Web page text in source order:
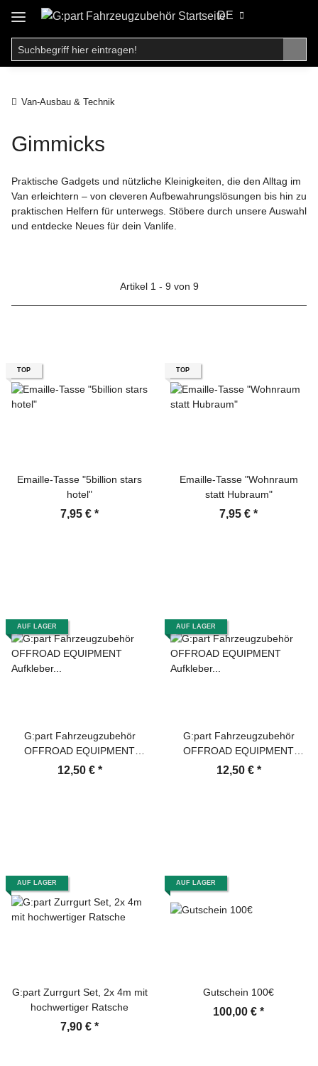
DE
Van-Ausbau & Technik
Gimmicks
Praktische Gadgets und nützliche Kleinigkeiten, die den Alltag im
Van erleichtern – von cleveren Aufbewahrungslösungen bis hin zu
praktischen Helfern für unterwegs. Stöbere durch unsere Auswahl
und entdecke Neues für dein Vanlife.
Artikel 1 - 9 von 9
TOP
Emaille-Tasse "5billion stars
hotel"
7,95 € *
TOP
Emaille-Tasse "Wohnraum
statt Hubraum"
7,95 € *
AUF LAGER
G:part Fahrzeugzubehör
OFFROAD EQUIPMENT
Aufkleber 30x30 cm,
12,50 € *
AUF LAGER
G:part Fahrzeugzubehör
OFFROAD EQUIPMENT
Aufkleber 30x30 cm, weiß
12,50 € *
AUF LAGER
G:part Zurrgurt Set, 2x 4m mit
hochwertiger Ratsche
7,90 € *
AUF LAGER
Gutschein 100€
100,00 € *